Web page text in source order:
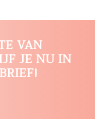
VAN
JE NU IN